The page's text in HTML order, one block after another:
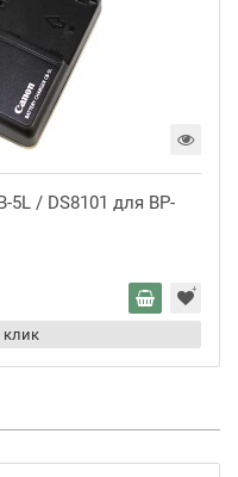
5L / DS8101 для BP-
клик